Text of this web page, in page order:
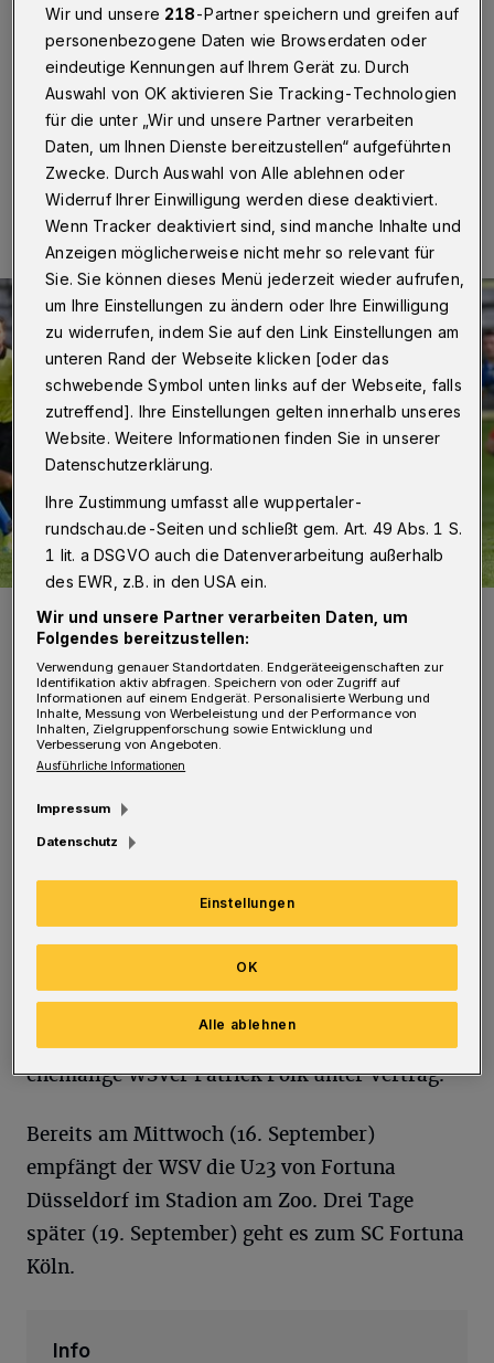
Wuppertal·In der Fußball-Regionalliga ist der
Wuppertaler SV am Samstag (12. September 2020) zu
Gast beim SV Lippstadt. Anstoß in der Liebelt-Arena ist
um 14 Uhr.
12.09.2020 , 09:00 Uhr Eine Minute Lesezeit
Der WSV rang Ahlen im Stadion am Zoo nieder.
Foto: Dirk Freund
Beide Teams hatten am vergangenen
Wochenende ihre Auftaktspiele gewonnen –
der WSV mit 1:0 gegen Aufsteiger RW Ahlen,
Lippstadt setzte sich beim VfB Homberg mir
2:0 durch. Personell muss Trainer Alexander
Voigt auf den Kader der vergangenen Partie
zurückgreifen: Tim Wendel, Tolga Cokkosan,
Kevin Pytlik und Ilyas Zhou sind weiterhin
noch nicht fit. In Lippstadt steht der
ehemalige WSVer Patrick Polk unter Vertrag.
Bereits am Mittwoch (16. September)
empfängt der WSV die U23 von Fortuna
Düsseldorf im Stadion am Zoo. Drei Tage
später (19. September) geht es zum SC Fortuna
Köln.
Info
Wir und unsere 218-Partner speichern und greifen auf
personenbezogene Daten wie Browserdaten oder
eindeutige Kennungen auf Ihrem Gerät zu. Durch
Auswahl von OK aktivieren Sie Tracking-Technologien
für die unter „Wir und unsere Partner verarbeiten
Daten, um Ihnen Dienste bereitzustellen“ aufgeführten
Zwecke. Durch Auswahl von Alle ablehnen oder
Widerruf Ihrer Einwilligung werden diese deaktiviert.
Wenn Tracker deaktiviert sind, sind manche Inhalte und
Anzeigen möglicherweise nicht mehr so relevant für
Sie. Sie können dieses Menü jederzeit wieder aufrufen,
um Ihre Einstellungen zu ändern oder Ihre Einwilligung
zu widerrufen, indem Sie auf den Link Einstellungen am
unteren Rand der Webseite klicken [oder das
schwebende Symbol unten links auf der Webseite, falls
zutreffend]. Ihre Einstellungen gelten innerhalb unseres
Website. Weitere Informationen finden Sie in unserer
Datenschutzerklärung.
Ihre Zustimmung umfasst alle wuppertaler-
rundschau.de-Seiten und schließt gem. Art. 49 Abs. 1 S.
1 lit. a DSGVO auch die Datenverarbeitung außerhalb
des EWR, z.B. in den USA ein.
Wir und unsere Partner verarbeiten Daten, um
Folgendes bereitzustellen:
Verwendung genauer Standortdaten. Endgeräteeigenschaften zur
Identifikation aktiv abfragen. Speichern von oder Zugriff auf
Informationen auf einem Endgerät. Personalisierte Werbung und
Inhalte, Messung von Werbeleistung und der Performance von
Inhalten, Zielgruppenforschung sowie Entwicklung und
Verbesserung von Angeboten.
Ausführliche Informationen
Impressum
Datenschutz
Einstellungen
Alle ablehnen
OK